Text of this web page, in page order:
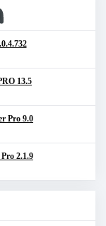
13.5
Pro 9.0
2.1.9